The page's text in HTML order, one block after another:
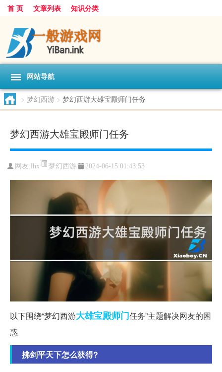
首 页 文章列表 知识分类
网站导航
> 梦幻西游 > 梦幻西游大雄宝殿师门任务
梦幻西游大雄宝殿师门任务
网友: lhx 梦幻西游 2024-06-15 01:43:53
以下围绕“梦幻西游大雄宝殿师门任务”主题解决网友的困
惑
拂剑平天下怎么获得?